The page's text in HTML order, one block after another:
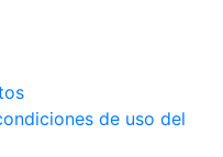
de uso del